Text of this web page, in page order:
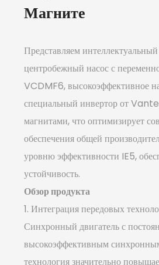
Магните
Представляем
центробежный насос с
VCDMF6, высокоэффективное
специальный инвертор от
магнитами, что оптимизирует
обеспечения общей
уровню эффективности IE5,
устойчивость.
Обзор продукта
1. Интеграция передовых
Синхронный двигатель с
высокоэффективным
технология значительно